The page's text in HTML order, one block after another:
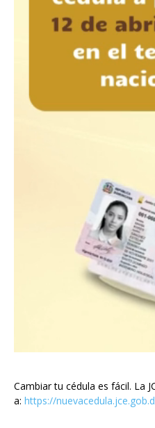
Cambiar tu cédula es fácil. La
a: https://